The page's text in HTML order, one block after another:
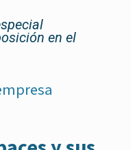
en el